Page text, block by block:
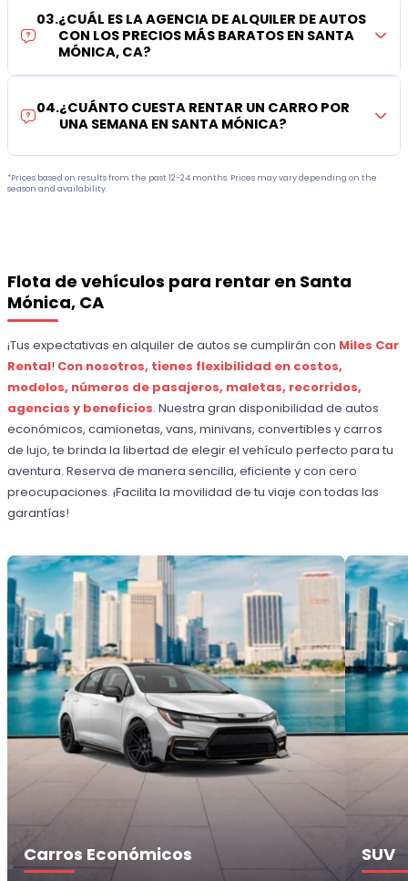
03.¿CUÁL ES LA AGENCIA DE ALQUILER DE AUTOS
CON LOS PRECIOS MÁS BARATOS EN SANTA
MÓNICA, CA?
04.¿CUÁNTO CUESTA RENTAR UN CARRO POR
UNA SEMANA EN SANTA MÓNICA?
*Prices based on results from the past 12-24 months. Prices may vary depending on the
season and availability.
Flota de vehículos para rentar en Santa
Mónica, CA
¡Tus expectativas en alquiler de autos se cumplirán con Miles Car
Rental! Con nosotros, tienes flexibilidad en costos,
modelos, números de pasajeros, maletas, recorridos,
agencias y beneficios. Nuestra gran disponibilidad de autos
económicos, camionetas, vans, minivans, convertibles y carros
de lujo, te brinda la libertad de elegir el vehículo perfecto para tu
aventura. Reserva de manera sencilla, eficiente y con cero
preocupaciones. ¡Facilita la movilidad de tu viaje con todas las
garantías!
Carros Económicos SUV